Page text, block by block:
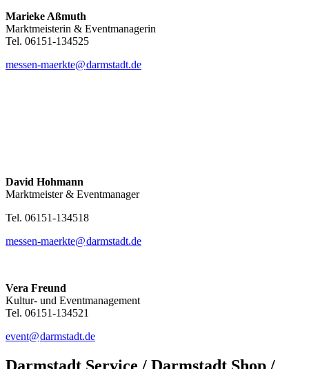
Marieke Aßmuth
Marktmeisterin & Eventmanagerin
Tel. 06151-134525
messen-maerkte@darmstadt.de
David Hohmann
Marktmeister & Eventmanager
Tel. 06151-134518
messen-maerkte@darmstadt.de
Vera Freund
Kultur- und Eventmanagement
Tel. 06151-134521
event@darmstadt.de